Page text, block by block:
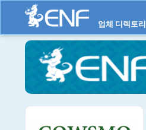
업체 디렉토리